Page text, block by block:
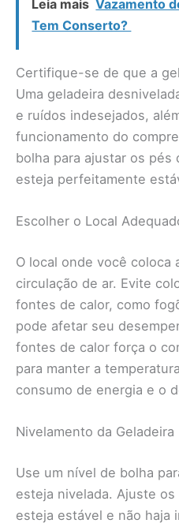
Leia mais Vazamento
Tem Conserto?
Certifique-se de que a
Uma geladeira
e ruídos indesejados,
funcionamento do
bolha para ajustar os pés
esteja perfeitamente
Escolher o Local
O local onde você coloca
circulação de ar. Evite
fontes de calor, como
pode afetar seu
fontes de calor força o
para manter a
consumo de energia e o
Nivelamento da Geladeira
Use um nível de bolha
esteja nivelada. Ajuste
esteja estável e não haja